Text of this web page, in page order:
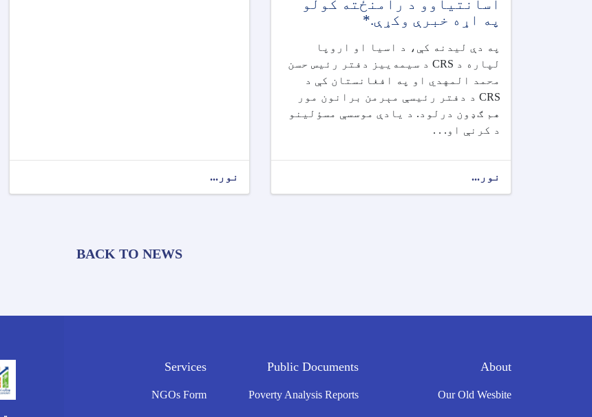
اسانتیاوو د رامنځته کولو
په اړه خبرې وکړې.*
په دې لیدنه کې، د اسیا او اروپا
لپاره د CRS د سیمه‌ییز دفتر رئیس حسن
محمد المهدي او په افغانستان کې د
CRS د دفتر رئیسې مېرمن برانون مور
هم ګډون درلود. د یادې موسسې مسؤلینو
د کرنې او. . .
نور... نور...
BACK TO NEWS
About
Our Old Wesbite
Public Documents
Poverty Analysis Reports
Services
NGOs Form